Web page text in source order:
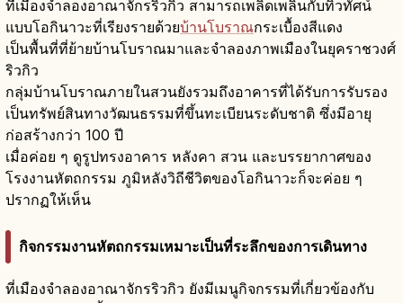
ที่เมืองจำลองอาณาจักรริวกิว สามารถเพลิดเพลินกับทิวทัศน์
แบบโอกินาวะที่เรียงรายด้วยบ้านโบราณกระเบื้องสีแดง
เป็นพื้นที่ที่ย้ายบ้านโบราณมาและจำลองภาพเมืองในยุคราชวงศ์
ริวกิว
กลุ่มบ้านโบราณภายในสวนยังรวมถึงอาคารที่ได้รับการรับรอง
เป็นทรัพย์สินทางวัฒนธรรมที่ขึ้นทะเบียนระดับชาติ ซึ่งมีอายุ
ก่อสร้างกว่า 100 ปี
เมื่อค่อย ๆ ดูรูปทรงอาคาร หลังคา สวน และบรรยากาศของ
โรงงานหัตถกรรม ภูมิหลังวิถีชีวิตของโอกินาวะก็จะค่อย ๆ
ปรากฏให้เห็น
กิจกรรมงานหัตถกรรมเหมาะเป็นที่ระลึกของการเดินทาง
ที่เมืองจำลองอาณาจักรริวกิว ยังมีเมนูกิจกรรมที่เกี่ยวข้องกับ